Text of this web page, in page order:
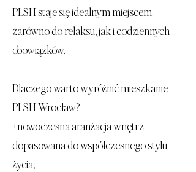
PLSH staje się idealnym miejscem
zarówno do relaksu, jak i codziennych
obowiązków.
Dlaczego warto wyróżnić mieszkanie
PLSH Wrocław?
+nowoczesna aranżacja wnętrz
dopasowana do współczesnego stylu
życia,